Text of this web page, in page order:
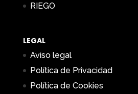
RIEGO
LEGAL
Aviso legal
Política de Privacidad
Política de Cookies